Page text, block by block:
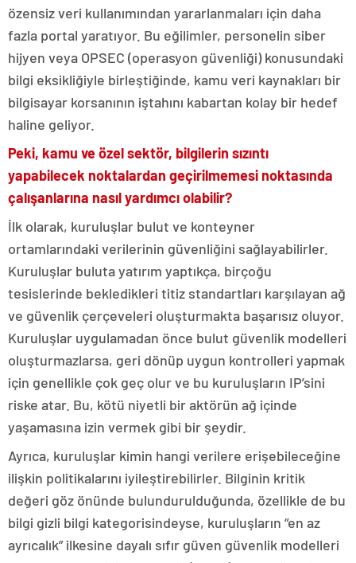
özensiz veri kullanımından yararlanmaları için daha
fazla portal yaratıyor. Bu eğilimler, personelin siber
hijyen veya OPSEC (operasyon güvenliği) konusundaki
bilgi eksikliğiyle birleştiğinde, kamu veri kaynakları bir
bilgisayar korsanının iştahını kabartan kolay bir hedef
haline geliyor.
Peki, kamu ve özel sektör, bilgilerin sızıntı
yapabilecek noktalardan geçirilmemesi noktasında
çalışanlarına nasıl yardımcı olabilir?
İlk olarak, kuruluşlar bulut ve konteyner
ortamlarındaki verilerinin güvenliğini sağlayabilirler.
Kuruluşlar buluta yatırım yaptıkça, birçoğu
tesislerinde bekledikleri titiz standartları karşılayan ağ
ve güvenlik çerçeveleri oluşturmakta başarısız oluyor.
Kuruluşlar uygulamadan önce bulut güvenlik modelleri
oluşturmazlarsa, geri dönüp uygun kontrolleri yapmak
için genellikle çok geç olur ve bu kuruluşların IP’sini
riske atar. Bu, kötü niyetli bir aktörün ağ içinde
yaşamasına izin vermek gibi bir şeydir.
Ayrıca, kuruluşlar kimin hangi verilere erişebileceğine
ilişkin politikalarını iyileştirebilirler. Bilginin kritik
değeri göz önünde bulundurulduğunda, özellikle de bu
bilgi gizli bilgi kategorisindeyse, kuruluşların “en az
ayrıcalık” ilkesine dayalı sıfır güven güvenlik modelleri